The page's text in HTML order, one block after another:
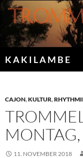
Zum
Inhalt
springen
K A K I L A M B E
CAJON,KULTUR,
11. NOVEMBER 2018